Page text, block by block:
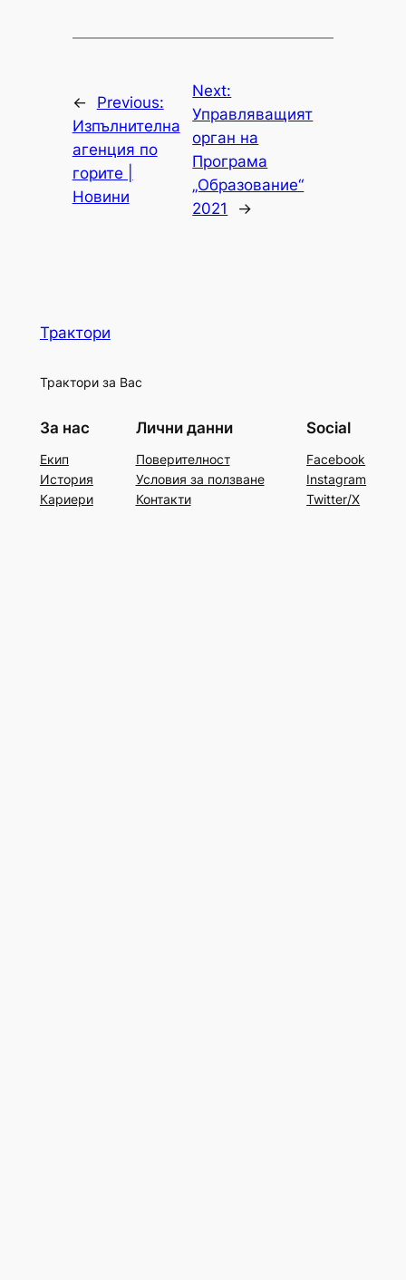
←
Previous:
Изпълнителна
агенция по
горите |
Новини
Next:
Управляващият
орган на
Програма
„Образование“
2021
→
Трактори
Трактори за Вас
За нас
Екип
История
Кариери
Лични данни
Поверителност
Условия за ползване
Контакти
Social
Facebook
Instagram
Twitter/X